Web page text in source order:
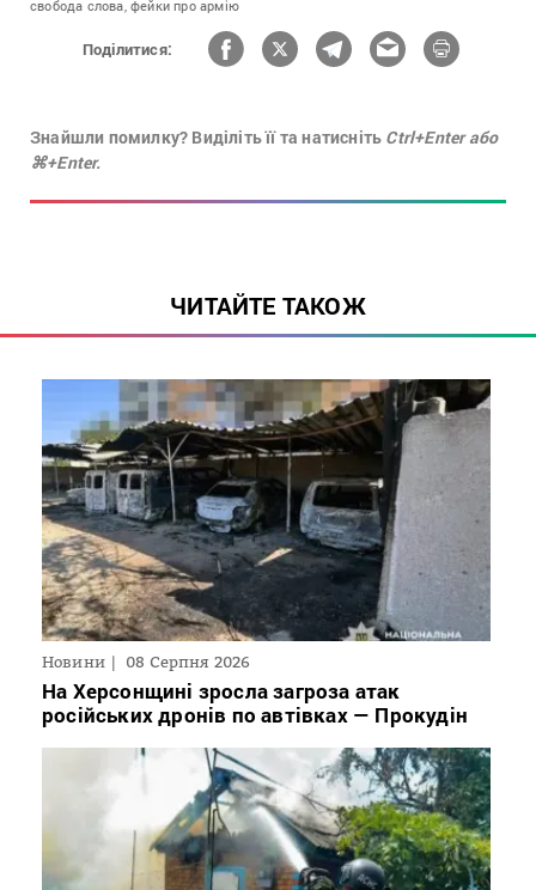
свобода слова, фейки про армію
Поділитися:
Знайшли помилку? Виділіть її та натисніть Ctrl+Enter або
⌘+Enter.
ЧИТАЙТЕ ТАКОЖ
Новини 08 Серпня 2026
На Херсонщині зросла загроза атак
російських дронів по автівках — Прокудін